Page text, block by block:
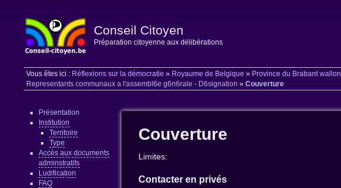
Conseil Citoyen
Préparation citoyenne aux délibérations
Vous êtes ici : Réflexions sur la démocratie » Royaume de Belgique » Province du Brabant wallon
Representants communaux a l'assembl6e g6n6rale - D6signation »Couverture
Présentation
Institution
Territoire
Type
Accès aux documents
adminstratifs
Ludification
FAQ
Couverture
Limites:
Contacter en privés